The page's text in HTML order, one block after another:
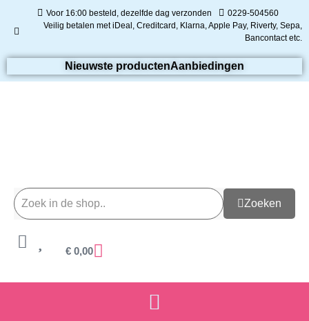
Voor 16:00 besteld, dezelfde dag verzonden
0229-504560
Veilig betalen met iDeal, Creditcard, Klarna, Apple Pay, Riverty, Sepa,
Bancontact etc.
Nieuwste productenAanbiedingen
Zoeken
€ 0,00